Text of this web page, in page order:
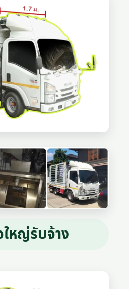
หญ่รับจ้าง